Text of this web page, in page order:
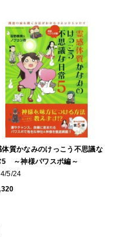
体質かなみのけっこう不思議な
5 ～神様パワスポ編～
5/24